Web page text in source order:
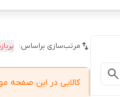
مرتب‌سازی براساس:
کالایی در این صفحه